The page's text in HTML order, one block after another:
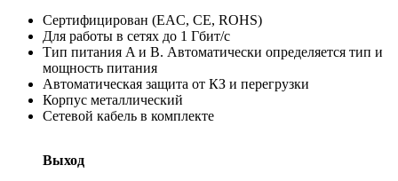
Сертифицирован (EAC, CE, ROHS)
Для работы в сетях до 1 Гбит/с
Тип питания A и B. Автоматически определяется тип и
мощность питания
Автоматическая защита от КЗ и перегрузки
Корпус металлический
Сетевой кабель в комплекте
Выход